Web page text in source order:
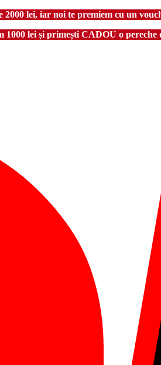
lei, iar noi te premiem cu un
lei și primești CADOU o pereche